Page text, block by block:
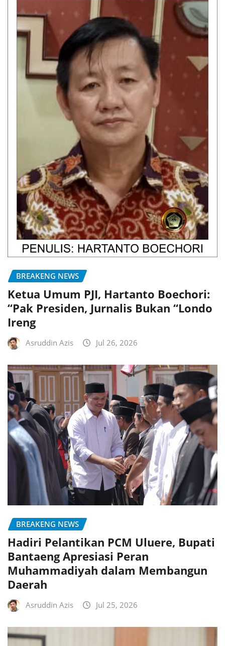
BREAKENG NEWS
Ketua Umum PJI, Hartanto Boechori:
“Pak Presiden, Jurnalis Bukan “Londo
Ireng
Asruddin Azis Jul 26, 2026
BREAKENG NEWS
Hadiri Pelantikan PCM Uluere, Bupati
Bantaeng Apresiasi Peran
Muhammadiyah dalam Membangun
Daerah
Asruddin Azis Jul 25, 2026